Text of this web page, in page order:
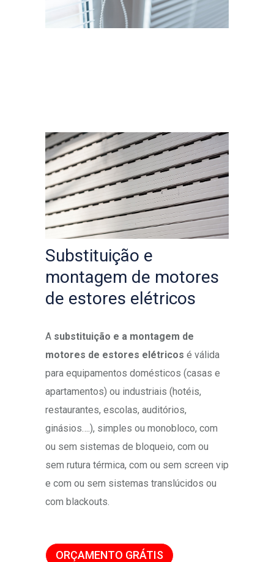
Substituição e
montagem de motores
de estores elétricos
A substituição e a montagem de
motores de estores elétricos é válida
para equipamentos domésticos (casas e
apartamentos) ou industriais (hotéis,
restaurantes, escolas, auditórios,
ginásios….), simples ou monobloco, com
ou sem sistemas de bloqueio, com ou
sem rutura térmica, com ou sem screen vip
e com ou sem sistemas translúcidos ou
com blackouts.
ORÇAMENTO GRÁTIS